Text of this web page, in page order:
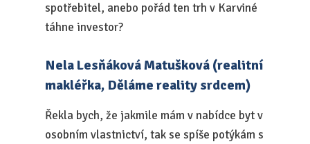
spotřebitel, anebo pořád ten trh v Karviné
táhne investor?
Nela Lesňáková Matušková (realitní
makléřka, Děláme reality srdcem)
Řekla bych, že jakmile mám v nabídce byt v
osobním vlastnictví, tak se spíše potýkám s